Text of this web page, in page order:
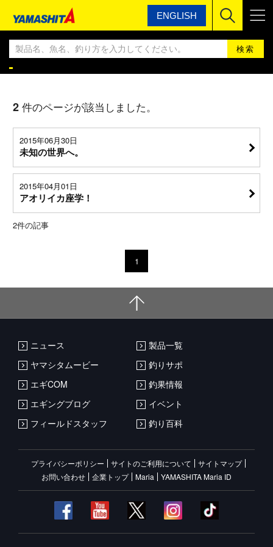
ENGLISH
ヤマシタ YAMASHITA エギングBLOG
YAMASHITA エギングBLOG
2 件のページが該当しました。
2015年06月30日
未知の世界へ。
2015年04月01日
アオリイカ座学！
2件の記事
1
ニュース
製品一覧
ヤマシタムービー
釣りサポ
エギCOM
釣果情報
エギングブログ
イベント
フィールドスタッフ
釣り百科
プライバシーポリシー サイトのご利用について
サイトマップ
お問い合わせ
企業トップ Maria YAMASHITA Maria ID